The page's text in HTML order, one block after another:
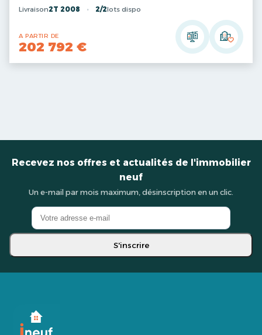
Livraison2T 2008 2/2lots dispo
A PARTIR DE
202 792 €
Recevez nos offres et actualités de l'immobilier
neuf
Un e-mail par mois maximum, désinscription en un clic.
S'inscrire